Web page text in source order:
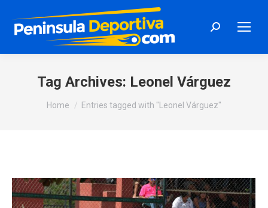
Search:
Tag Archives: Leonel Várguez
You are here:
Home Entries tagged with "Leonel Várguez"